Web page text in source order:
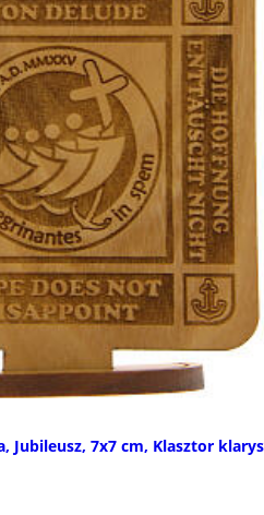
Jubileusz, 7x7 cm, Klasztor